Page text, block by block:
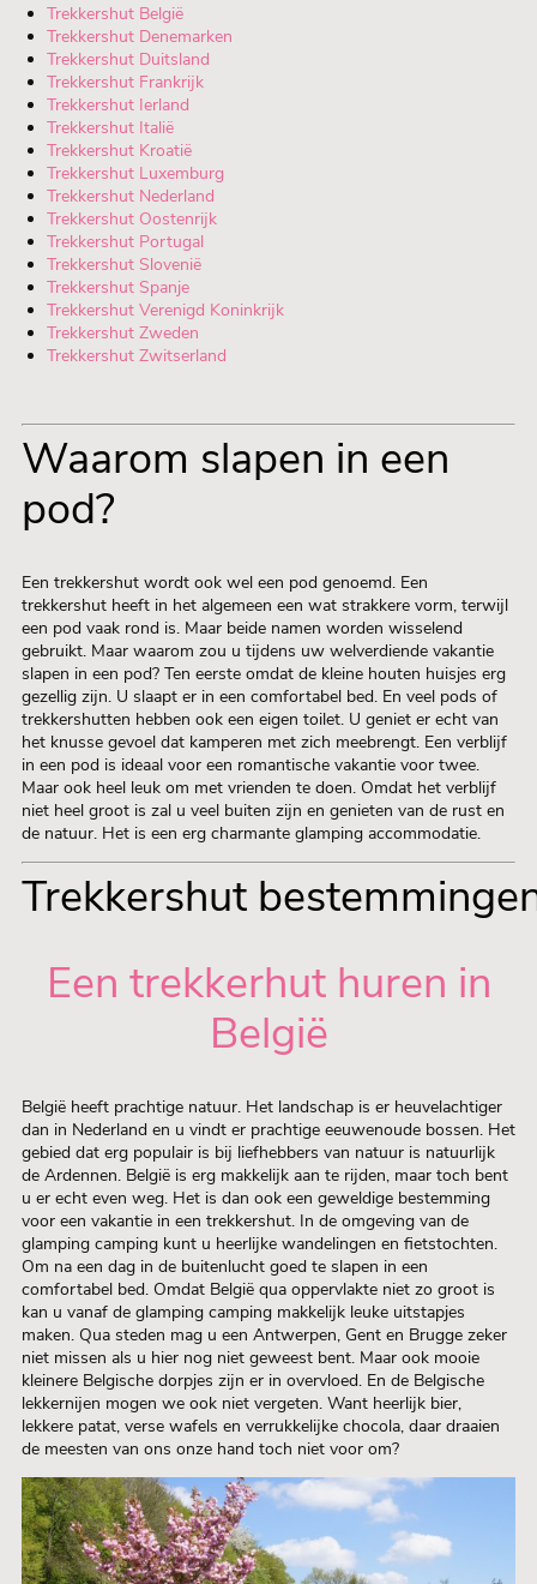
Trekkershut België
Trekkershut Denemarken
Trekkershut Duitsland
Trekkershut Frankrijk
Trekkershut Ierland
Trekkershut Italië
Trekkershut Kroatië
Trekkershut Luxemburg
Trekkershut Nederland
Trekkershut Oostenrijk
Trekkershut Portugal
Trekkershut Slovenië
Trekkershut Spanje
Trekkershut Verenigd Koninkrijk
Trekkershut Zweden
Trekkershut Zwitserland
Waarom slapen in een
pod?
Een trekkershut wordt ook wel een pod genoemd. Een
trekkershut heeft in het algemeen een wat strakkere vorm, terwijl
een pod vaak rond is. Maar beide namen worden wisselend
gebruikt. Maar waarom zou u tijdens uw welverdiende vakantie
slapen in een pod? Ten eerste omdat de kleine houten huisjes erg
gezellig zijn. U slaapt er in een comfortabel bed. En veel pods of
trekkershutten hebben ook een eigen toilet. U geniet er echt van
het knusse gevoel dat kamperen met zich meebrengt. Een verblijf
in een pod is ideaal voor een romantische vakantie voor twee.
Maar ook heel leuk om met vrienden te doen. Omdat het verblijf
niet heel groot is zal u veel buiten zijn en genieten van de rust en
de natuur. Het is een erg charmante glamping accommodatie.
Trekkershut
Een trekkerhut huren in
België
België heeft prachtige natuur. Het landschap is er heuvelachtiger
dan in Nederland en u vindt er prachtige eeuwenoude bossen. Het
gebied dat erg populair is bij liefhebbers van natuur is natuurlijk
de Ardennen. België is erg makkelijk aan te rijden, maar toch bent
u er echt even weg. Het is dan ook een geweldige bestemming
voor een vakantie in een trekkershut. In de omgeving van de
glamping camping kunt u heerlijke wandelingen en fietstochten.
Om na een dag in de buitenlucht goed te slapen in een
comfortabel bed. Omdat België qua oppervlakte niet zo groot is
kan u vanaf de glamping camping makkelijk leuke uitstapjes
maken. Qua steden mag u een Antwerpen, Gent en Brugge zeker
niet missen als u hier nog niet geweest bent. Maar ook mooie
kleinere Belgische dorpjes zijn er in overvloed. En de Belgische
lekkernijen mogen we ook niet vergeten. Want heerlijk bier,
lekkere patat, verse wafels en verrukkelijke chocola, daar draaien
de meesten van ons onze hand toch niet voor om?